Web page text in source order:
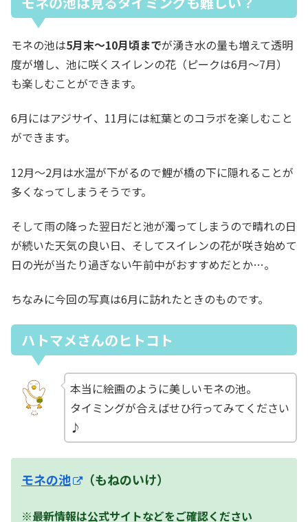
モネの池は5月末～10月頃までが湧き水の量も増えて透明
度が増し、池に咲くスイレンの花（ピークは6月～7月）
も楽しむことができます。
6月にはアジサイ、11月には紅葉とのコラボを楽しむこと
ができます。
12月～2月は水温が下がるので鯉が橋の下に隠れることが
多くなってしまうそうです。
そして雨の降った翌日だと池が濁ってしまうので晴れの日
が続いた天気の良い日、そしてスイレンの花が咲き始めて
日の光が当たり過ぎない午前中がおすすめだとか…。
ちなみに今回の写真は6月に訪れたときのものです。
ハトマメさんのヒトコト
本当に絵画のように美しいモネの池。
タイミングが合えばせひ行ってみてください
♪
モネの池 （もねのいけ）
※最新情報は公式サイトなどをご確認ください